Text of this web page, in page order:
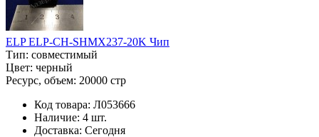
ELP ELP-CH-SHMX237-20K Чип
Тип: совместимый
Цвет: черный
Ресурс, объем: 20000 стр
Код товара: Л053666
Наличие: 4 шт.
Доставка: Сегодня